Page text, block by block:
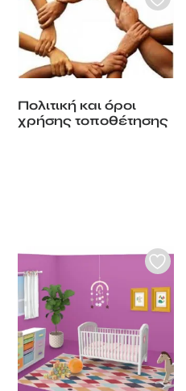
Πολιτική και όροι
χρήσης τοποθέτησης